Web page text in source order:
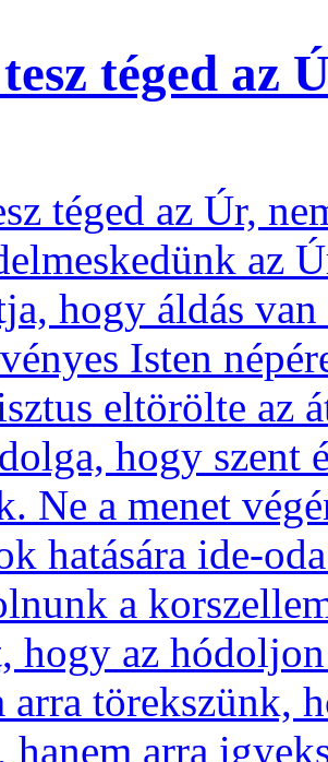
téged az
téged az Úr,
az
hogy áldás
Isten
eltörölte az
hogy szent
Ne a menet
hatására ide-
a
hogy az
arra törekszünk,
hanem arra